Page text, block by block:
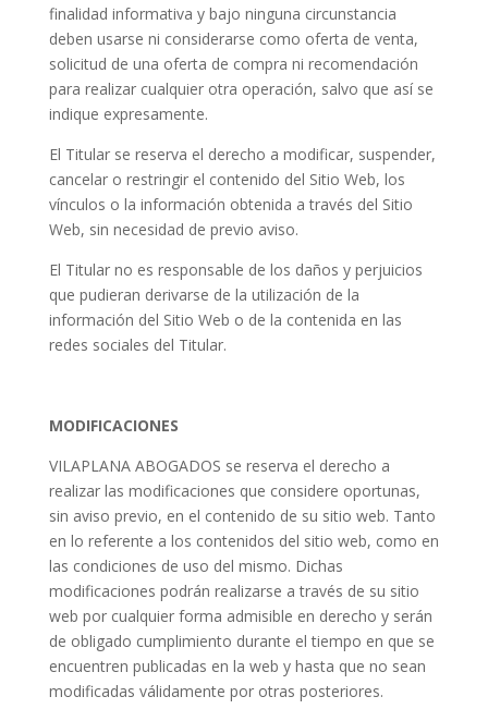
finalidad informativa y bajo ninguna circunstancia
deben usarse ni considerarse como oferta de venta,
solicitud de una oferta de compra ni recomendación
para realizar cualquier otra operación, salvo que así se
indique expresamente.
El Titular se reserva el derecho a modificar, suspender,
cancelar o restringir el contenido del Sitio Web, los
vínculos o la información obtenida a través del Sitio
Web, sin necesidad de previo aviso.
El Titular no es responsable de los daños y perjuicios
que pudieran derivarse de la utilización de la
información del Sitio Web o de la contenida en las
redes sociales del Titular.
MODIFICACIONES
VILAPLANA ABOGADOS se reserva el derecho a
realizar las modificaciones que considere oportunas,
sin aviso previo, en el contenido de su sitio web. Tanto
en lo referente a los contenidos del sitio web, como en
las condiciones de uso del mismo. Dichas
modificaciones podrán realizarse a través de su sitio
web por cualquier forma admisible en derecho y serán
de obligado cumplimiento durante el tiempo en que se
encuentren publicadas en la web y hasta que no sean
modificadas válidamente por otras posteriores.